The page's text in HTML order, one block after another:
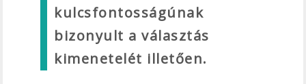
kulcsfontosságúnak
bizonyult a választás
kimenetelét illetően.